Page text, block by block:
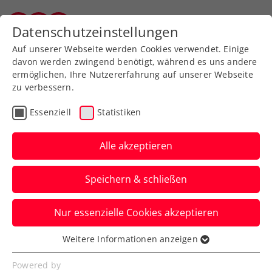
Zum Turnierkalender
4. Station VTV-Winter-
Circuit 2022
19.02.2022
Datenschutzeinstellungen
Auf unserer Webseite werden Cookies verwendet. Einige
davon werden zwingend benötigt, während es uns andere
ermöglichen, Ihre Nutzererfahrung auf unserer Webseite
zu verbessern.
Essenziell Statistiken
Alle akzeptieren
Speichern & schließen
Nur essenzielle Cookies akzeptieren
Essenziell
Essenzielle Cookies werden für grundlegende
Weitere Informationen anzeigen
Powered by